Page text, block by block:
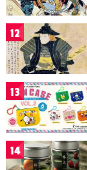
12
13
14